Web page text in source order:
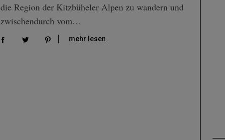
die Region der Kitzbüheler Alpen zu wandern und
zwischendurch vom…
mehr lesen